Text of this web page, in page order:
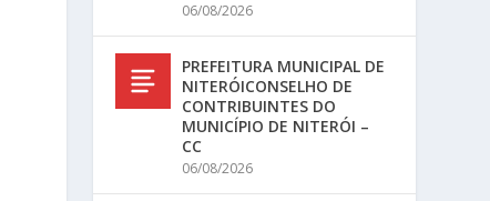
06/08/2026
PREFEITURA MUNICIPAL DE
NITERÓICONSELHO DE
CONTRIBUINTES DO
MUNICÍPIO DE NITERÓI –
CC
06/08/2026